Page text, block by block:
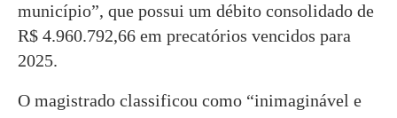
município”, que possui um débito consolidado de
R$ 4.960.792,66 em precatórios vencidos para
2025.
O magistrado classificou como “inimaginável e